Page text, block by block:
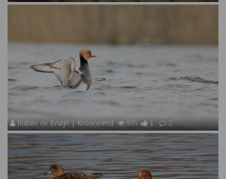
Ruben de Bruijn | Krooneend 935 1 2